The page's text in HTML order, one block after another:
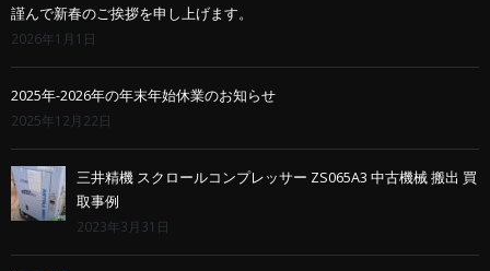
謹んで新春のご挨拶を申し上げます。
2026年1月1日
2025年-2026年の年末年始休業のお知らせ
2025年12月22日
三井精機 スクロールコンプレッサー ZS065A3 中古機械 搬出 買
取事例
2023年3月31日